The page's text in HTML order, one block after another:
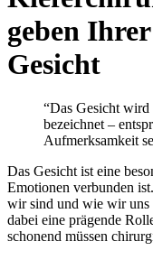
geben
Gesicht
“Das Gesicht wird
bezeichnet –
Aufmerksamkeit
Das Gesicht ist eine
Emotionen verbunden
wir sind und wie wir uns
dabei eine prägende
schonend müssen